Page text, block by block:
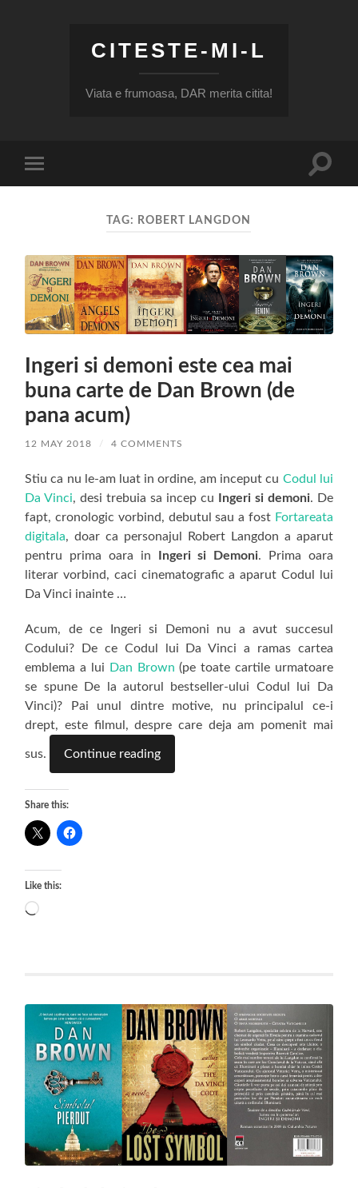
CITESTE-MI-L
Viata e frumoasa, DAR merita citita!
mobile
Toggle
TAG: ROBERT LANGDON
Ingeri si demoni este cea mai
buna carte de Dan Brown (de
pana acum)
12 MAY 2018 / 4 COMMENTS
Stiu ca nu le-am luat in ordine, am inceput cu Codul lui
Da Vinci, desi trebuia sa incep cu Ingeri si demoni. De
fapt, cronologic vorbind, debutul sau a fost Fortareata
digitala, doar ca personajul Robert Langdon a aparut
pentru prima oara in
Ingeri si Demoni. Prima oara
literar vorbind, caci cinematografic a aparut Codul lui
Da Vinci inainte …
Acum, de ce Ingeri si Demoni nu a avut succesul
Codului? De ce Codul lui Da Vinci a ramas cartea
emblema a lui
Dan Brown (pe toate cartile urmatoare
se spune De la autorul bestseller-ului Codul lui Da
Vinci)? Pai unul dintre motive, nu principalul ce-i
drept, este filmul, despre care deja am pomenit mai
sus. Continue reading
Share this:
Like this:
Loading…